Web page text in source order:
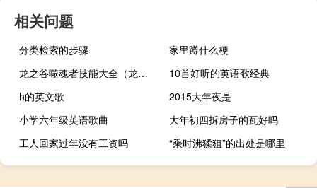
相关问题
分类检索的步骤
家里蹲什么梗
龙之谷噬魂者技能大全（龙之谷噬魂者加点）
10首好听的英语歌经典
h的英文歌
2015大年夜是
小学六年级英语歌曲
大年初四拆房子的瓦好吗
工人回家过年没有工资吗
“乘时沸猱狙”的出处是哪里